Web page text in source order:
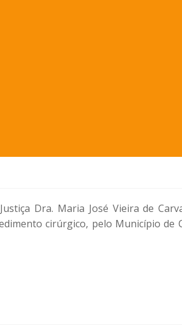
Dra. Maria José Vieira de
cirúrgico, pelo Município de